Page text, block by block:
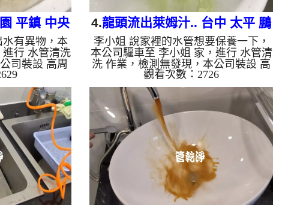
平鎮 中央
有異物，本
行 水管清洗
司裝設 高周
酸 至水管，
洗機 ，啟動
流出泥水，髒
後，出水變乾
自來水，如
泥沙堆積，洗
地下水含有氧
管垢，洗出來
些洗出綠色的
質，生鏽產生
因為水龍頭合
4.龍頭流出萊姆汁.. 台中 太平 鵬
儀路 清洗水管
李小姐 說家裡的水管想要保養一下，
本公司驅車至 李小姐 家，進行 水管清
洗 作業，檢測無發現，本公司裝設 高
周波水管清洗機，灌入 檸檬酸 至水
管，等了約15分，開啟 水管清洗機 ，
啟動 螺旋波 模式，一開始就流出白色
泡沫水，忽然變成綠色，就像是萊姆
汁，最後變成土色，兩個多小時後，出
水變乾淨出水量也變大了。 如是自來
水，如水管老化，會產生鐵鏽跟泥沙堆
積，洗出來的水就會是咖啡色，地下水
含有氧化錳，管壁上會結成黑色管垢，
洗出來的水會跟石油一樣黑，有些洗出
綠色的水，是因為裡面有銅的物質，生
鏽產生銅...
觀看次數：2726